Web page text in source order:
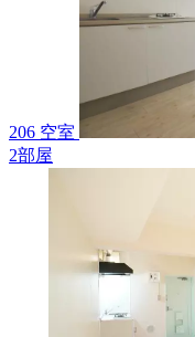
206 空室
2部屋